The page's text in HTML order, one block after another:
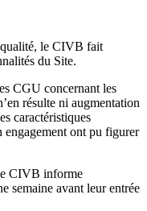
qualité, le CIVB fait
du Site.
CGU concernant les
résulte ni augmentation
caractéristiques
engagement ont pu figurer
CIVB informe
semaine avant leur entrée